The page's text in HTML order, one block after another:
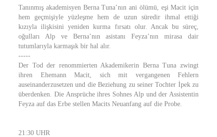
Tanınmış akademisyen Berna Tuna’nın ani ölümü, eşi Macit için
hem geçmişiyle yüzleşme hem de uzun süredir ihmal ettiği
kızıyla ilişkisini yeniden kurma fırsatı olur. Ancak bu süreç,
oğulları Alp ve Berna’nın asistanı Feyza’nın mirasa dair
tutumlarıyla karmaşık bir hal alır.
-----
Der Tod der renommierten Akademikerin Berna Tuna zwingt
ihren Ehemann Macit, sich mit vergangenen Fehlern
auseinanderzusetzen und die Beziehung zu seiner Tochter İpek zu
überdenken. Die Ansprüche ihres Sohnes Alp und der Assistentin
Feyza auf das Erbe stellen Macits Neuanfang auf die Probe.
21:30 UHR